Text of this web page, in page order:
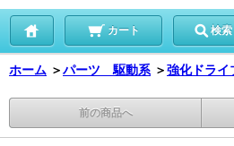
カート 検索
ホーム ＞パーツ 駆動系 ＞強化ドライ
前の商品へ